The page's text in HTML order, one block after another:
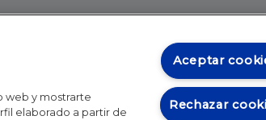
web y mostrarte
elaborado a partir de
Aceptar
Rechazar